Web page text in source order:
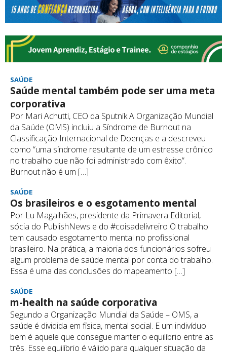
SAÚDE
Saúde mental também pode ser uma meta
corporativa
Por Mari Achutti, CEO da Sputnik A Organização Mundial
da Saúde (OMS) incluiu a Síndrome de Burnout na
Classificação Internacional de Doenças e a descreveu
como “uma síndrome resultante de um estresse crônico
no trabalho que não foi administrado com êxito”.
Burnout não é um […]
SAÚDE
Os brasileiros e o esgotamento mental
Por Lu Magalhães, presidente da Primavera Editorial,
sócia do PublishNews e do #coisadelivreiro O trabalho
tem causado esgotamento mental no profissional
brasileiro. Na prática, a maioria dos funcionários sofreu
algum problema de saúde mental por conta do trabalho.
Essa é uma das conclusões do mapeamento […]
SAÚDE
m-health na saúde corporativa
Segundo a Organização Mundial da Saúde – OMS, a
saúde é dividida em física, mental social. E um indivíduo
bem é aquele que consegue manter o equilíbrio entre as
três. Esse equilíbrio é válido para qualquer situação da